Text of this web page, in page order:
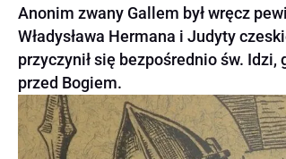
Anonim zwany Gallem był wręcz
Władysława Hermana i Judyty
przyczynił się bezpośrednio św.
przed Bogiem.